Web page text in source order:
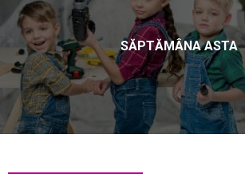
SĂPTĂMÂNA ASTA